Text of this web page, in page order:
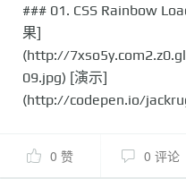
### 01. CSS Rainbow
果]
(http://
09.jpg) [演示]
(http://codepen.io/
02. Single element Slack
效果]
0 赞 0 评论